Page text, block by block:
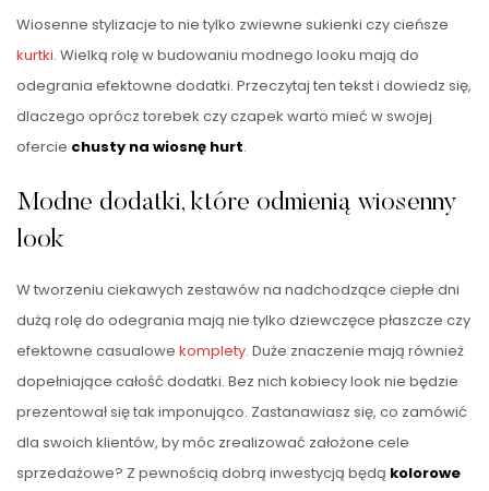
Wiosenne stylizacje to nie tylko zwiewne sukienki czy cieńsze
kurtki. Wielką rolę w budowaniu modnego looku mają do
odegrania efektowne dodatki. Przeczytaj ten tekst i dowiedz się,
dlaczego oprócz torebek czy czapek warto mieć w swojej
ofercie chusty na wiosnę hurt.
Modne dodatki, które odmienią wiosenny
look
W tworzeniu ciekawych zestawów na nadchodzące ciepłe dni
dużą rolę do odegrania mają nie tylko dziewczęce płaszcze czy
efektowne casualowe komplety. Duże znaczenie mają również
dopełniające całość dodatki. Bez nich kobiecy look nie będzie
prezentował się tak imponująco. Zastanawiasz się, co zamówić
dla swoich klientów, by móc zrealizować założone cele
sprzedażowe? Z pewnością dobrą inwestycją będą kolorowe